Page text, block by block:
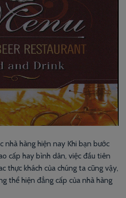
nhà hàng hiện nay Khi bạn bước
cấp hay bình dân, việc đầu tiên
thực khách của chúng ta cũng vậy,
thể hiện đẳng cấp của nhà hàng